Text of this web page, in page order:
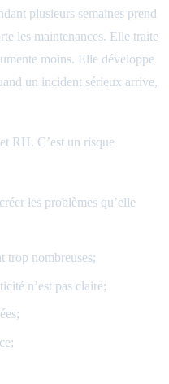
plusieurs semaines prend
les maintenances. Elle traite
moins. Elle développe
un incident sérieux arrive,
RH. C’est un risque
les problèmes qu’elle
trop nombreuses;
n’est pas claire;